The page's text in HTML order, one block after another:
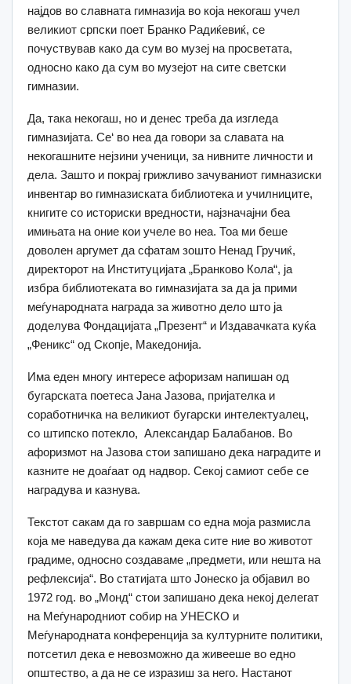
најдов во славната гимназија во која некогаш учел
великиот српски поет Бранко Радиќевиќ, се
почуствував како да сум во музеј на просветата,
односно како да сум во музејот на сите светски
гимназии.
Да, така некогаш, но и денес треба да изгледа
гимназијата. Се‘ во неа да говори за славата на
некогашните нејзини ученици, за нивните личности и
дела. Зашто и покрај грижливо зачуваниот гимназиски
инвентар во гимназиската библиотека и училниците,
книгите со историски вредности, најзначајни беа
имињата на оние кои учеле во неа. Тоа ми беше
доволен аргумет да сфатам зошто Ненад Гручиќ,
директорот на Институцијата „Бранково Кола“, ја
избра библиотеката во гимназијата за да ја прими
меѓународната награда за животно дело што ја
доделува Фондацијата „Презент“ и Издавачката куќа
„Феникс“ од Скопје, Македонија.
Има еден многу интересе афоризам напишан од
бугарската поетеса Јана Јазова, пријателка и
соработничка на великиот бугарски интелектуалец,
со штипско потекло, Александар Балабанов. Во
афоризмот на Јазова стои запишано дека наградите и
казните не доаѓаат од надвор. Секој самиот себе се
наградува и казнува.
Текстот сакам да го завршам со една моја размисла
која ме наведува да кажам дека сите ние во животот
градиме, односно создаваме „предмети, или нешта на
рефлексија“. Во статијата што Јонеско ја објавил во
1972 год. во „Монд“ стои запишано дека некој делегат
на Меѓународниот собир на УНЕСКО и
Меѓународната конференција за културните политики,
потсетил дека е невозможно да живееше во едно
општество, а да не се изразиш за него. Настанот